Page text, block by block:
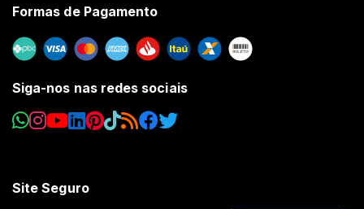
Formas de Pagamento
Siga-nos nas redes sociais
Site Seguro